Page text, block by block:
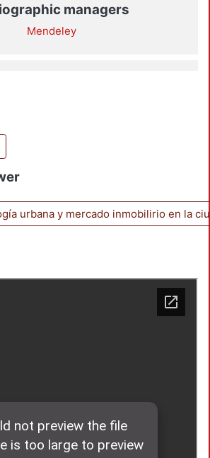
managers
Mendeley
urbana y mercado inmobilirio en la